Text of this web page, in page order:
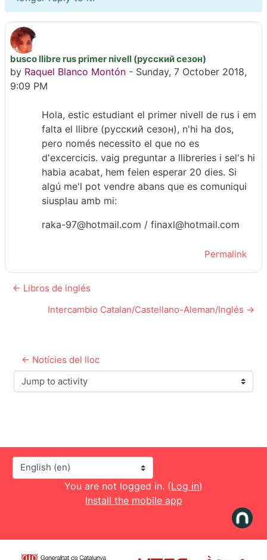
busco llibre rus primer nivell (русский сезон)
by Raquel Blanco Montón - Sunday, 7 October 2018,
9:09 PM
Number of replies: 0
Hola, estic estudiant el primer nivell de rus i em
falta el llibre (русский сезон), n'hi ha dos,
pero només necessito el que no es
d'excercicis. vaig preguntar a llibreries i sel's hi
habia acabat, hem feien esperar 20 dies. Si
algú me'l pot vendre abans que es comuniqui
siusplau amb mi:
raka-97@hotmail.com / finaxl@hotmail.com
Permalink
← Libros de inglés
Intercambio Catalan/Castellano-Aleman/Inglés →
← Notícies del lloc
Jump to activity
Language
You are not logged in. (Log in)
Install the mobile app